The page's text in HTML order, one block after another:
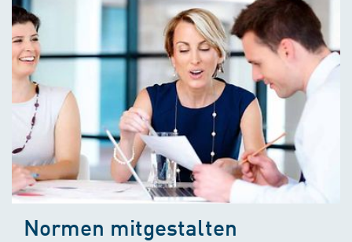
Normen mitgestalten